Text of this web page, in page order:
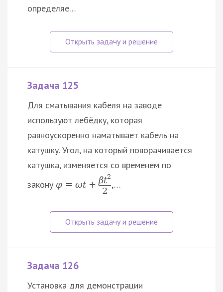
определяе…
Задача 125
Для сматывания кабеля на заводе
используют лебёдку, которая
равноускоренно наматывает кабель на
катушку. Угол, на который поворачивается
катушка, изменяется со временем по
закону φ = ωt + βt2
2
,…
Задача 126
Установка для демонстрации